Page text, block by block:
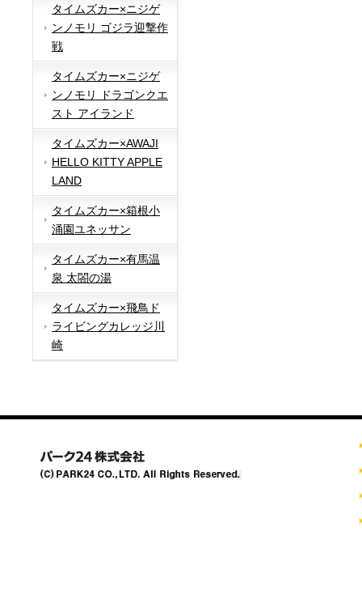
タイムズカー×ニジゲ
ンノモリ ゴジラ迎撃作
戦
タイムズカー×ニジゲ
ンノモリ ドラゴンクエ
スト アイランド
タイムズカー×AWAJI
HELLO KITTY APPLE
LAND
タイムズカー×箱根小
涌園ユネッサン
タイムズカー×有馬温
泉 太閤の湯
タイムズカー×飛鳥ド
ライビングカレッジ川
崎